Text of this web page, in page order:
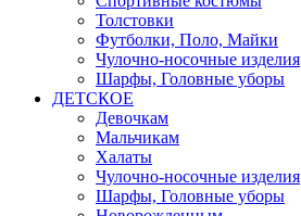
Толстовки
Футболки, Поло, Майки
Чулочно-носочные изделия
Шарфы, Головные уборы
ДЕТСКОЕ
Девочкам
Мальчикам
Халаты
Чулочно-носочные изделия
Шарфы, Головные уборы